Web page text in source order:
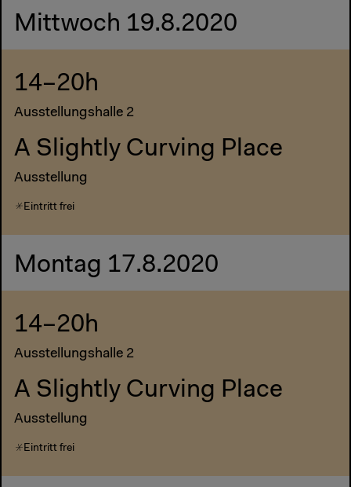
Mittwoch 19.8.2020
14–20h
Ausstellungshalle 2
A Slightly Curving Place
Ausstellung
Eintritt frei
Montag 17.8.2020
14–20h
Ausstellungshalle 2
A Slightly Curving Place
Ausstellung
Eintritt frei